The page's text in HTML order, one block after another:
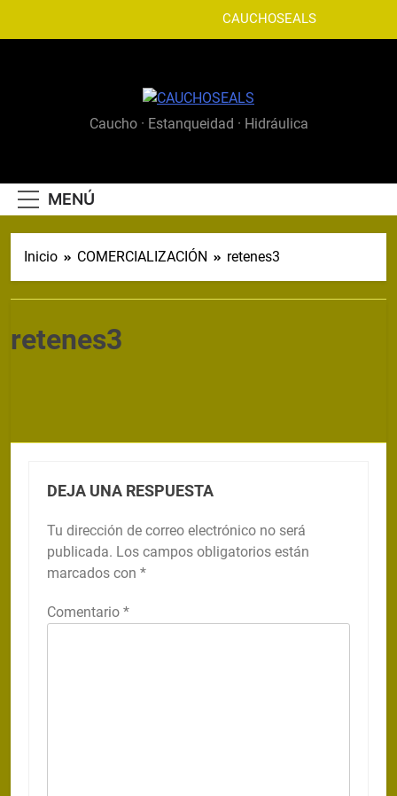
CAUCHOSEALS
CAUCHOSEALS
Caucho · Estanqueidad · Hidráulica
MENÚ
Inicio COMERCIALIZACIÓN retenes3
retenes3
DEJA UNA RESPUESTA
Tu dirección de correo electrónico no será
publicada. Los campos obligatorios están
marcados con *
Comentario *